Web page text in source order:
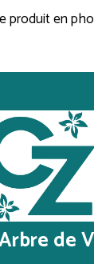
produit en
de